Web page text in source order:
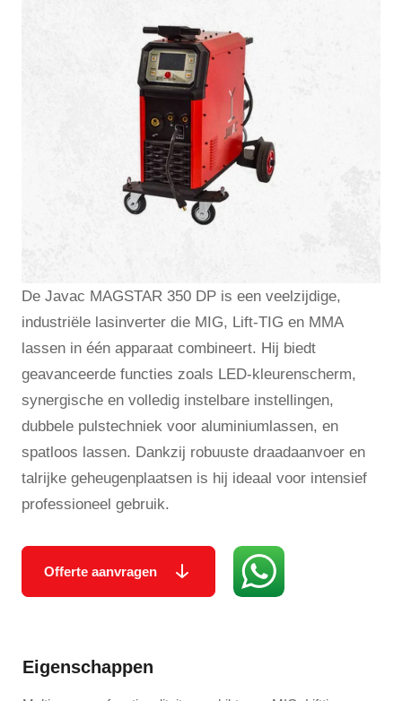
De Javac MAGSTAR 350 DP is een veelzijdige,
industriële lasinverter die MIG, Lift-TIG en MMA
lassen in één apparaat combineert. Hij biedt
geavanceerde functies zoals LED-kleurenscherm,
synergische en volledig instelbare instellingen,
dubbele pulstechniek voor aluminiumlassen, en
spatloos lassen. Dankzij robuuste draadaanvoer en
talrijke geheugenplaatsen is hij ideaal voor intensief
professioneel gebruik.
Offerte aanvragen
Eigenschappen